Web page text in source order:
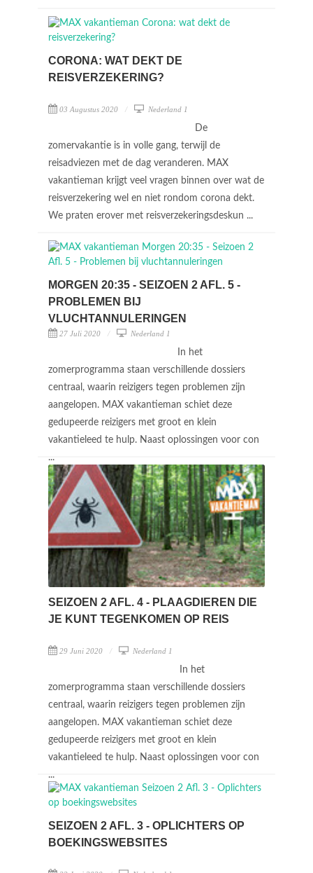
CORONA: WAT DEKT DE
REISVERZEKERING?
03 Augustus 2020 Nederland 1
De
zomervakantie is in volle gang, terwijl de
reisadviezen met de dag veranderen. MAX
vakantieman krijgt veel vragen binnen over wat de
reisverzekering wel en niet rondom corona dekt.
We praten erover met reisverzekeringsdeskun ...
MORGEN 20:35 - SEIZOEN 2 AFL. 5 -
PROBLEMEN BIJ
VLUCHTANNULERINGEN
27 Juli 2020 Nederland 1
In het
zomerprogramma staan verschillende dossiers
centraal, waarin reizigers tegen problemen zijn
aangelopen. MAX vakantieman schiet deze
gedupeerde reizigers met groot en klein
vakantieleed te hulp. Naast oplossingen voor con
...
SEIZOEN 2 AFL. 4 - PLAAGDIEREN DIE
JE KUNT TEGENKOMEN OP REIS
29 Juni 2020 Nederland 1
In het
zomerprogramma staan verschillende dossiers
centraal, waarin reizigers tegen problemen zijn
aangelopen. MAX vakantieman schiet deze
gedupeerde reizigers met groot en klein
vakantieleed te hulp. Naast oplossingen voor con
...
SEIZOEN 2 AFL. 3 - OPLICHTERS OP
BOEKINGSWEBSITES